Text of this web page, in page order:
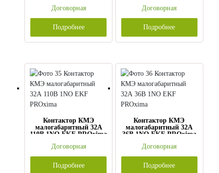
Договорная
Подробнее
Договорная
Подробнее
Контактор КМЭ
малогабаритный 32А
110В 1NO EKF PROxima
Договорная
Подробнее
Контактор КМЭ
малогабаритный 32А
36В 1NO EKF PROxima
Договорная
Подробнее